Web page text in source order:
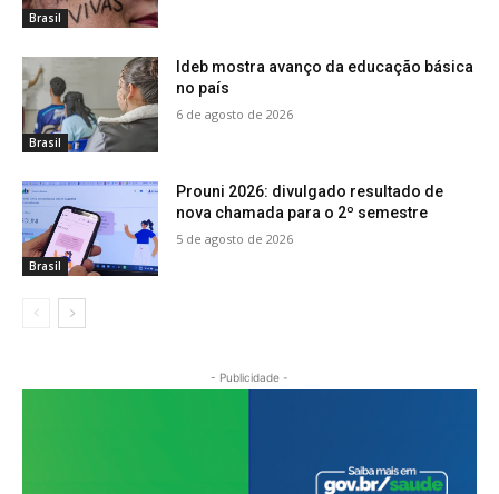
Brasil
Brasil
Ideb mostra avanço da educação básica
no país
6 de agosto de 2026
Brasil
Prouni 2026: divulgado resultado de
nova chamada para o 2º semestre
5 de agosto de 2026
- Publicidade -